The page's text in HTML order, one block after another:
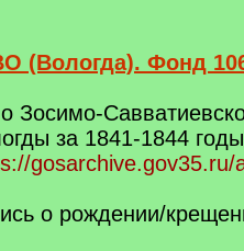
(Вологда). Фонд
Зосимо-
за 1841-1844 годы
о рождении/